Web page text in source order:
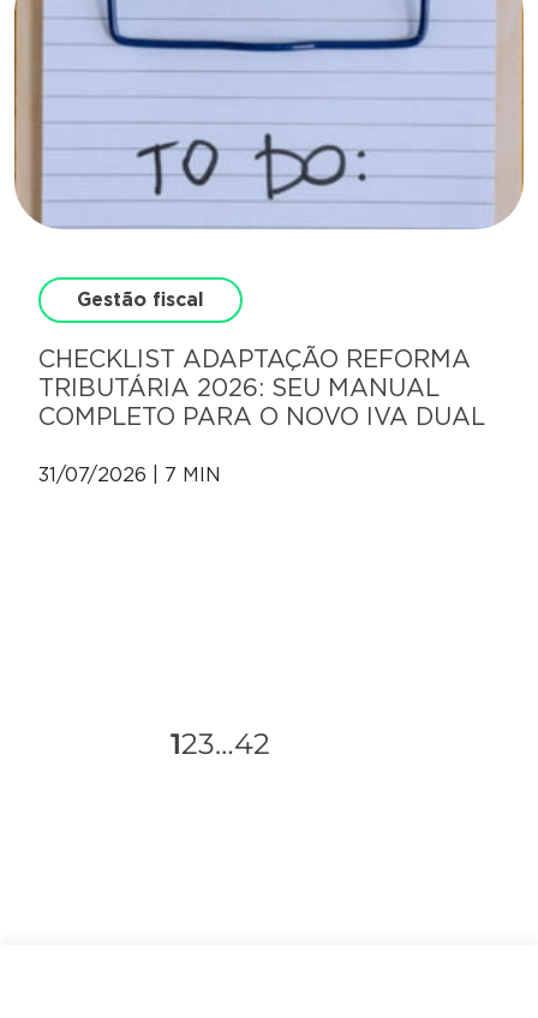
Gestão fiscal
CHECKLIST ADAPTAÇÃO REFORMA
TRIBUTÁRIA 2026: SEU MANUAL
COMPLETO PARA O NOVO IVA DUAL
31/07/2026 | 7 MIN
123…42